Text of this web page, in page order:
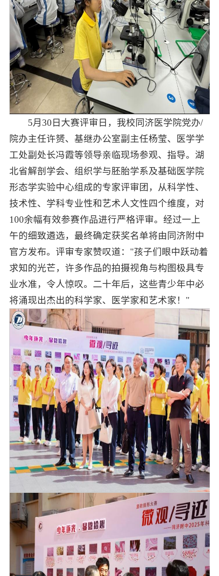
5月30日大赛评审日，我校同济医学院党办/
院办主任许赟、基继办公室副主任杨莹、医学学
工处副处长冯霞等领导亲临现场参观、指导。湖
北省解剖学会、组织学与胚胎学系及基础医学院
形态学实验中心组成的专家评审团，从科学性、
技术性、学科专业性和艺术人文性四个维度，对
100余幅有效参赛作品进行严格评审。经过一上
午的细致遴选，最终确定获奖名单将由同济附中
官方发布。评审专家赞叹道："孩子们眼中跃动着
求知的光芒，许多作品的拍摄视角与构图极具专
业水准，令人惊叹。二十年后，这些青少年中必
将涌现出杰出的科学家、医学家和艺术家！"